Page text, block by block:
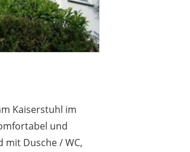
Kaiserstuhl im
und
Dusche / WC,